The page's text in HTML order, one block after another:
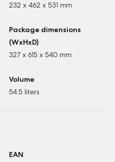
232 x 462 x 531 mm
Package dimensions
(WxHxD)
327 x 615 x 540 mm
Volume
54.5 liters
EAN